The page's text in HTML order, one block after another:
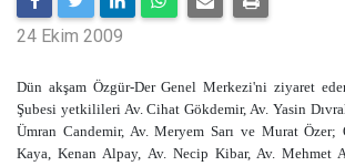
24 Ekim 2009
Dün akşam Özgür-Der Genel Merkezi'ni ziyaret
Şubesi yetkilileri Av. Cihat Gökdemir, Av. Yasin
Ümran Candemir, Av. Meryem Sarı ve Murat Özer;
Kaya, Kenan Alpay, Av. Necip Kibar, Av. Mehmet